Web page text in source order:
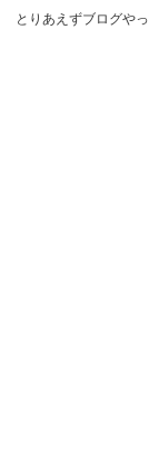
とりあえずブログや